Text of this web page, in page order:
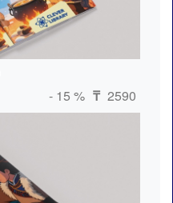
- 15 % ₸ 2590